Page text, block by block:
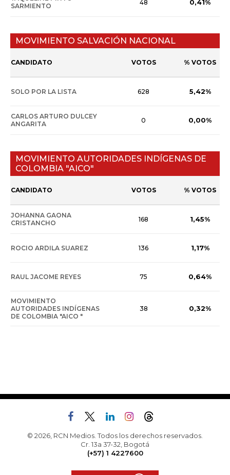
SARMIENTO
48 0,41%
MOVIMIENTO SALVACIÓN NACIONAL
CANDIDATO VOTOS % VOTOS
SOLO POR LA LISTA 628 5,42%
CARLOS ARTURO DULCEY
ANGARITA
0 0,00%
MOVIMIENTO AUTORIDADES INDÍGENAS DE
COLOMBIA "AICO"
CANDIDATO VOTOS % VOTOS
JOHANNA GAONA
CRISTANCHO
168 1,45%
ROCIO ARDILA SUAREZ 136 1,17%
RAUL JACOME REYES 75 0,64%
MOVIMIENTO
AUTORIDADES INDÍGENAS
DE COLOMBIA "AICO "
38 0,32%
© 2026, RCN Medios. Todos los derechos reservados.
Cr. 13a 37-32, Bogotá
(+57) 1 4227600